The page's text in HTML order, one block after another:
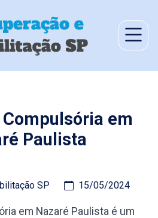
em
Paulista
SP 15/05/2024
em Nazaré Paulista é um